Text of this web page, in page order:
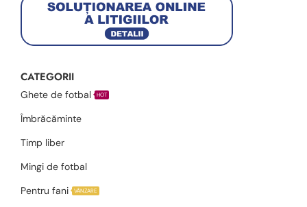
CATEGORII
Ghete de fotbal HOT
Îmbrăcăminte
Timp liber
Mingi de fotbal
Pentru fani
VÂNZARE